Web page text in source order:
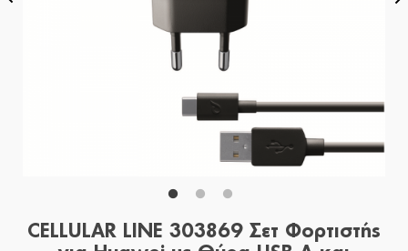
CELLULAR LINE 303869 Σετ Φορτιστής